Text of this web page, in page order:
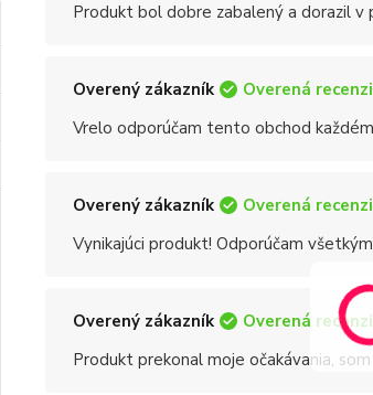
Produkt bol dobre zabalený a dorazil
Overený zákazník Overená
Vrelo odporúčam tento obchod
Overený zákazník Overená
Vynikajúci produkt! Odporúčam
Overený zákazník Overená
Produkt prekonal moje očakávania,